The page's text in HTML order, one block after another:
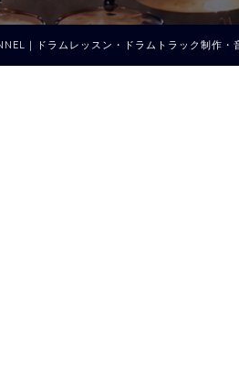
｜ドラムレッスン・ドラムトラック制作・